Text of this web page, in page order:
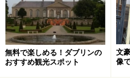
旅行者の方は、利用するバスの
ックなどに記載されている場合
ーと同じようにダブリンバスの
無料で楽しめる！ダブリンの
おすすめ観光スポット
文
像